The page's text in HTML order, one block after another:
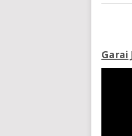
Garai